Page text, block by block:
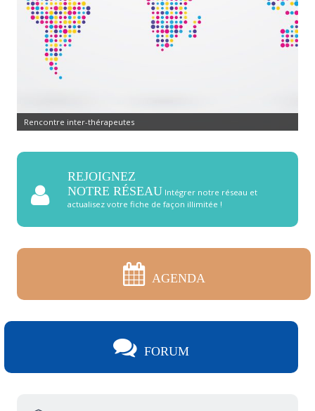
Rencontre inter-thérapeutes
REJOIGNEZ
NOTRE RÉSEAU Intégrer notre réseau et
actualisez votre fiche de façon illimitée !
AGENDA
FORUM